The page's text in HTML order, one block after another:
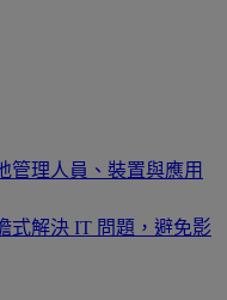
管理人員、裝置與應用
式解決 IT 問題，避免影